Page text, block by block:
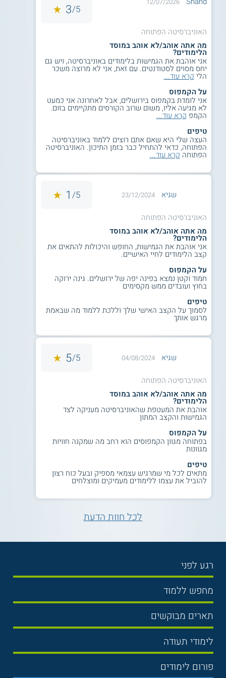
5/
3
האוניברסיטה הפתוחה
מה אתה אוהב/לא אוהב במוסד
הלימודים?
אני אוהבת את הגמישות בלימודים באוניברסיטה, ויש גם
יחס מסוים לסטודנטים. עם זאת, אני לא מרוצה משכר
הלי קרא עוד...
על הקמפוס
אני לומדת בקמפוס בירושלים, אבל לאחרונה אני כמעט
לא מגיעה אליו, משום שרוב הקורסים מתקיימים בזום.
הקמפ קרא עוד...
טיפים
העצה שלי היא שאם אתם רוצים ללמוד באוניברסיטה
הפתוחה, כדאי להתחיל כבר בזמן התיכון. האוניברסיטה
הפתוחה קרא עוד...
שגיא 23/12/2024
5/
1
האוניברסיטה הפתוחה
מה אתה אוהב/לא אוהב במוסד
הלימודים?
אני אוהבת את הגמישות, החופש והיכולות להתאים את
קצב הלימודים לחיי האישיים.
על הקמפוס
חמוד וקטן נמצא בפינה יפה של ירושלים. גינה ירוקה
בחוץ ועובדים ממש מקסימים
טיפים
לסמוך על הקצב האישי שלך וללכת ללמוד מה שבאמת
מרגש אותך
שגיא 04/08/2024
5/
5
האוניברסיטה הפתוחה
מה אתה אוהב/לא אוהב במוסד
הלימודים?
אוהבת את המעטפת שהאוניברסיטה מעניקה לצד
הגמישות והקצב המתון
על הקמפוס
בפתוחה מגוון הקמפוסים הוא רחב מה שמקנה חוויות
מגוונות
טיפים
מתאים לכל מי שמרגיש עצמאי מספיק ובעל כוח רצון
להוביל את עצמו ללימודים מעמיקים ומוצלחים
לכל חוות הדעת
רגע לפני
בחירת לימודים
תנאי קבלה
שכר לימוד
אוניברסיטה
מכללות
מחפש ללמוד
תואר ראשון
תואר שני
הכנה לבגרות
מכינות
תארים מבוקשים
משפטים
מנהל עסקים
כלכלה
לימודי תעודה
נדל"ן
פורום לימודים